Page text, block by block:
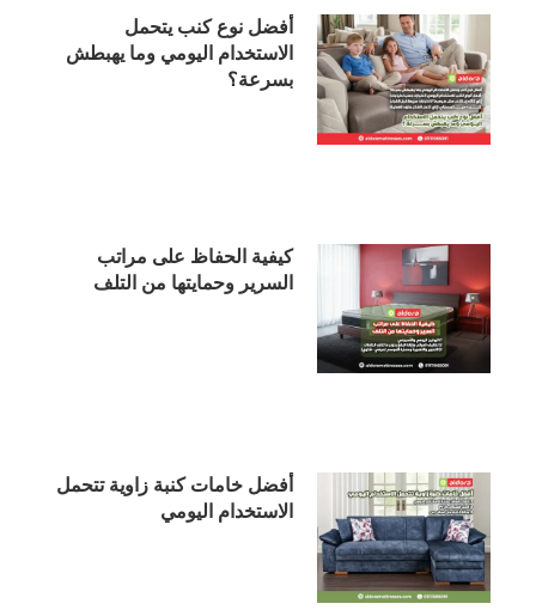
أفضل نوع كنب يتحمل
الاستخدام اليومي وما يهبطش
بسرعة؟
كيفية الحفاظ على مراتب
السرير وحمايتها من التلف
أفضل خامات كنبة زاوية تتحمل
الاستخدام اليومي